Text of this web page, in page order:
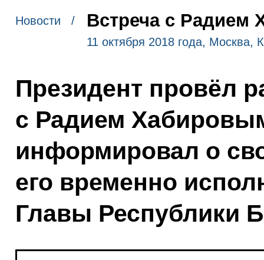
Новости / Встреча с Радием
11 октября 2018 года, Москва,
Президент провёл
с Радием
информировал о
его временно
Главы Республики